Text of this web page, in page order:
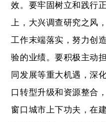
效。要牢固树立和践行
上，大兴调查研究之风
工作末端落实，努力创
验的业绩。要积极主动
同发展等重大机遇，深
口转型升级和资源整合
窗口城市上下功夫，在